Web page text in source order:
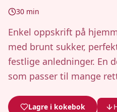
30 min
Enkel oppskrift på
med brunt sukker,
festlige anledninger. En
som passer til mange
Lagre i kokebok